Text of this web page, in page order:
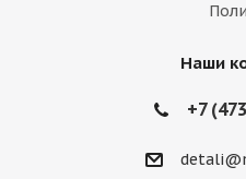
Наши
+7